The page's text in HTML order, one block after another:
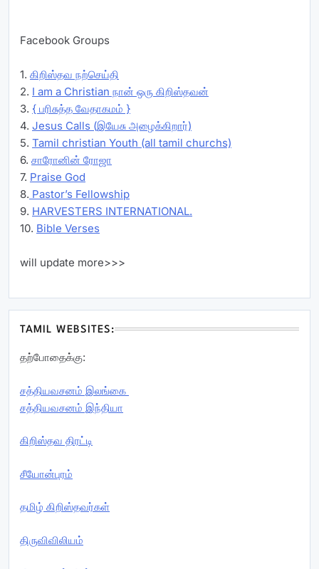
Facebook Groups
1. கிறிஸ்தவ நற்செய்தி
2. I am a Christian நான் ஒரு கிறிஸ்தவன்
3. { பரிசுத்த வேதாகமம் }
4. Jesus Calls (இயேசு அழைக்கிறார்)
5. Tamil christian Youth (all tamil churchs)
6. சாரோனின் ரோஜா
7. Praise God
8. Pastor’s Fellowship
9. HARVESTERS INTERNATIONAL.
10. Bible Verses
will update more>>>
TAMIL WEBSITES:
தற்போதைக்கு:
சத்தியவசனம் இலங்கை
சத்தியவசனம் இந்தியா
கிறிஸ்தவ திரட்டி
சீயோன்புரம்
தமிழ் கிறிஸ்தவர்கள்
திருவிவிலியம்